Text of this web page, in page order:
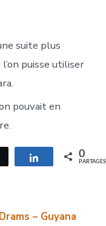
suite plus
puisse utiliser
pouvait en
Tweetez Partagez 0
PARTAGES
– Guyana